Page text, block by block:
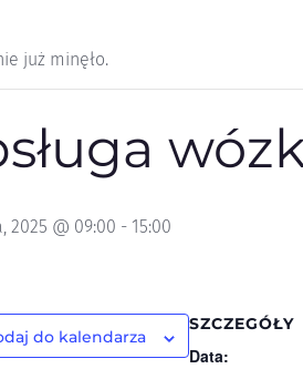
już minęło.
2025 @ 09:00 - 15:00
do kalendarza
SZCZEGÓŁY
Data: